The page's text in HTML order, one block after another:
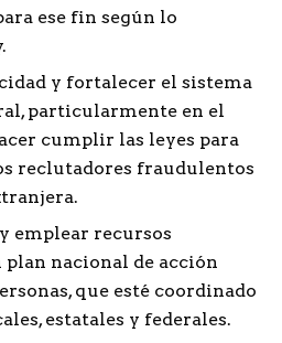
ese fin según lo
y fortalecer el sistema
particularmente en el
cumplir las leyes para
reclutadores fraudulentos
emplear recursos
nacional de acción
que esté coordinado
estatales y federales.